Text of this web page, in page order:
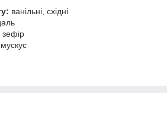
ванільні, східні
зефір